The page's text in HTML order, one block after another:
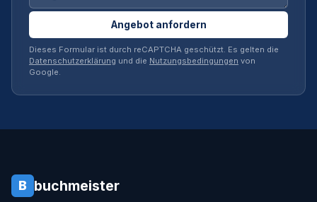
Angebot anfordern
Dieses Formular ist durch reCAPTCHA geschützt. Es gelten die
Datenschutzerklärung und die Nutzungsbedingungen von
Google.
B buchmeister